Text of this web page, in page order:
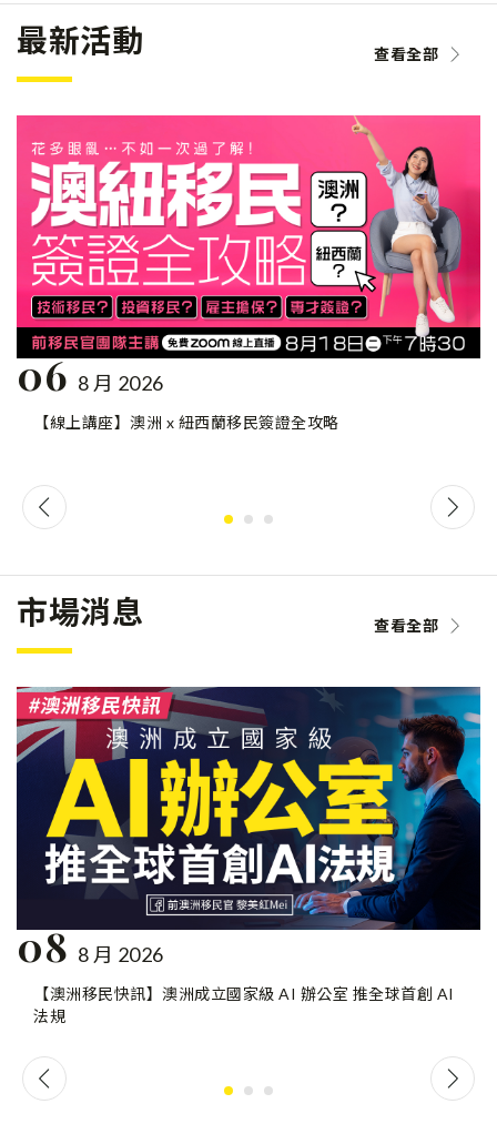
最新活動 查看全部
06 8 月 2026
【線上講座】澳洲 x 紐西蘭移民簽證全攻略
市場消息 查看全部
08 8 月 2026
【澳洲移民快訊】澳洲成立國家級 AI 辦公室 推全球首創 AI
法規